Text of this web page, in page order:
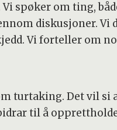
spøker om ting,
diskusjoner. Vi
Vi forteller om
turtaking. Det vil si
til å